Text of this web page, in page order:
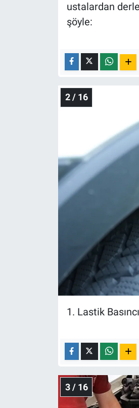
ustalardan
şöyle:
2 / 16
1. Lastik
3 / 16
Türkiye'nin Gündemi
Yerel Yaşam
Canlı Yayın